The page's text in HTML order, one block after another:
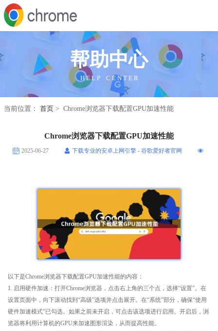
帮助中心
H E L P C E N T E R
当前位置： 首页 > Chrome浏览器下载配置GPU加速性能
Chrome浏览器下载配置GPU加速性能
2025-06-27 下载专业的安卓上网引擎 - 谷歌爱好者官网
以下是Chrome浏览器下载配置GPU加速性能的内容：
1. 启用硬件加速：打开Chrome浏览器，点击右上角的三个点，选择“设置”。在
设置页面中，向下滚动找到“高级”选项并点击展开。在“系统”部分，确保“使用
硬件加速模式”已勾选。如果之前未开启，可点击该选项进行启用。开启后，浏
览器将利用计算机的GPU来加速图形渲染，从而提高性能。